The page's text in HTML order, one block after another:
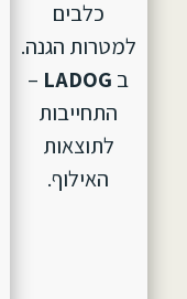
כלבים
למטרות הגנה.
ב LADOG
–
התחייבות
לתוצאות
האילוף.